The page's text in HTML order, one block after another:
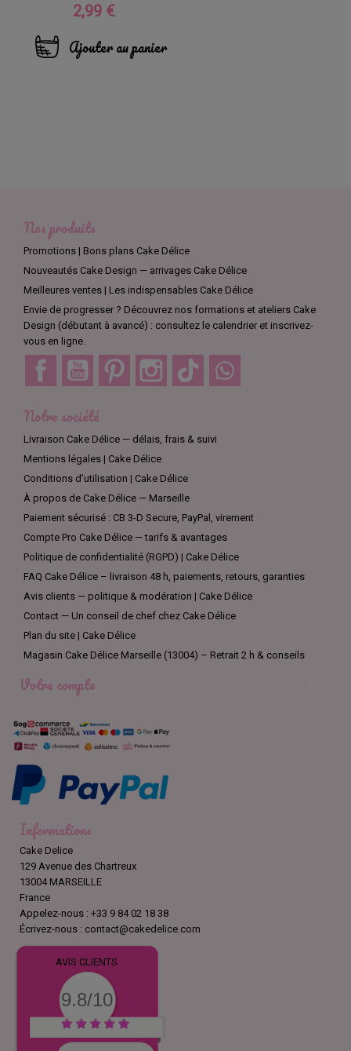
Prix
2,99 €
Ajouter au panier
Nos produits
Promotions | Bons plans Cake Délice
Nouveautés Cake Design — arrivages Cake Délice
Meilleures ventes | Les indispensables Cake Délice
Envie de progresser ? Découvrez nos formations et ateliers Cake
Design (débutant à avancé) : consultez le calendrier et inscrivez-
vous en ligne.
Facebook YouTube Pinterest Instagram TikTok
Notre société
Livraison Cake Délice — délais, frais & suivi
Mentions légales | Cake Délice
Conditions d’utilisation | Cake Délice
À propos de Cake Délice — Marseille
Paiement sécurisé : CB 3-D Secure, PayPal, virement
Compte Pro Cake Délice — tarifs & avantages
Politique de confidentialité (RGPD) | Cake Délice
FAQ Cake Délice – livraison 48 h, paiements, retours, garanties
Avis clients — politique & modération | Cake Délice
Contact — Un conseil de chef chez Cake Délice
Plan du site | Cake Délice
Magasin Cake Délice Marseille (13004) – Retrait 2 h & conseils
Votre compte
Informations
Cake Delice
129 Avenue des Chartreux
13004 MARSEILLE
France
Appelez-nous : +33 9 84 02 18 38
Écrivez-nous : contact@cakedelice.com
AVIS CLIENTS
9.8/10